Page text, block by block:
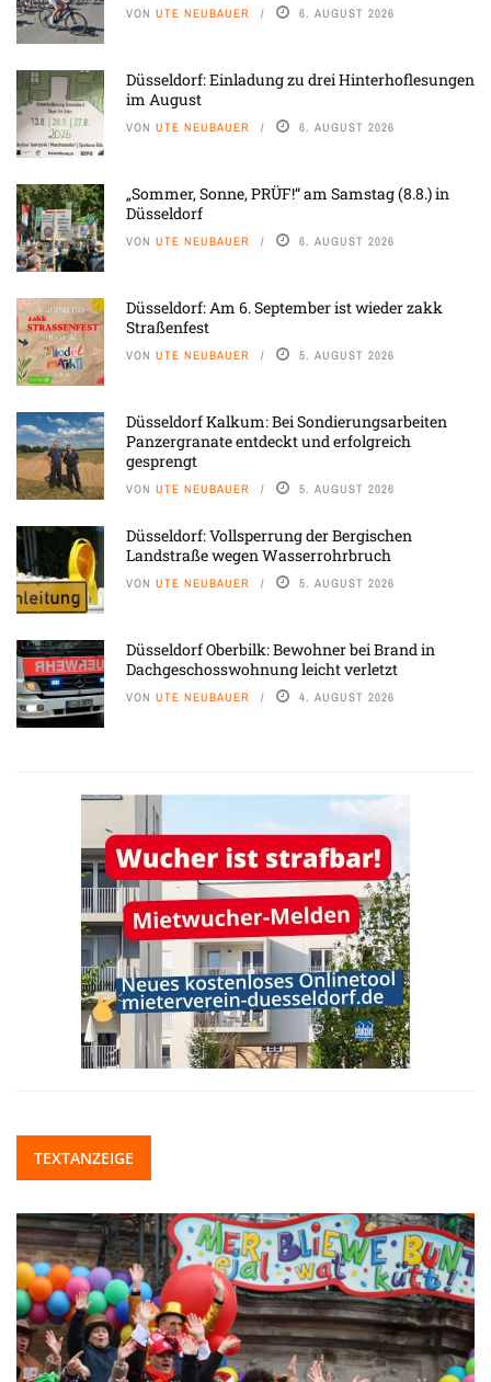
VON UTE NEUBAUER 6. AUGUST 2026
Düsseldorf: Einladung zu drei Hinterhoflesungen
im August
VON UTE NEUBAUER 6. AUGUST 2026
„Sommer, Sonne, PRÜF!“ am Samstag (8.8.) in
Düsseldorf
VON UTE NEUBAUER 6. AUGUST 2026
Düsseldorf: Am 6. September ist wieder zakk
Straßenfest
VON UTE NEUBAUER 5. AUGUST 2026
Düsseldorf Kalkum: Bei Sondierungsarbeiten
Panzergranate entdeckt und erfolgreich
gesprengt
VON UTE NEUBAUER 5. AUGUST 2026
Düsseldorf: Vollsperrung der Bergischen
Landstraße wegen Wasserrohrbruch
VON UTE NEUBAUER 5. AUGUST 2026
Düsseldorf Oberbilk: Bewohner bei Brand in
Dachgeschosswohnung leicht verletzt
VON UTE NEUBAUER 4. AUGUST 2026
TEXTANZEIGE